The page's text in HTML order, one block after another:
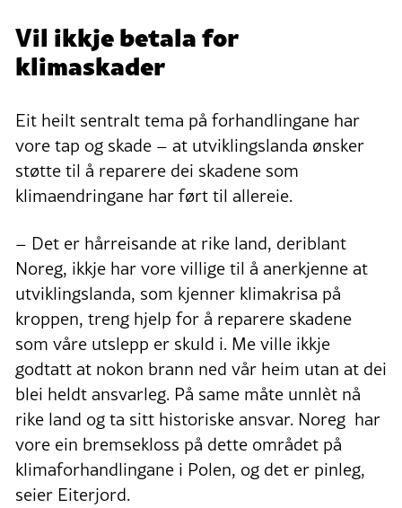
Vil ikkje betala for
klimaskader
Eit heilt sentralt tema på forhandlingane har
vore tap og skade – at utviklingslanda ønsker
støtte til å reparere dei skadene som
klimaendringane har ført til allereie.
– Det er hårreisande at rike land, deriblant
Noreg, ikkje har vore villige til å anerkjenne at
utviklingslanda, som kjenner klimakrisa på
kroppen, treng hjelp for å reparere skadene
som våre utslepp er skuld i. Me ville ikkje
godtatt at nokon brann ned vår heim utan at dei
blei heldt ansvarleg. På same måte unnlèt nå
rike land og ta sitt historiske ansvar. Noreg har
vore ein bremsekloss på dette området på
klimaforhandlingane i Polen, og det er pinleg,
seier Eiterjord.